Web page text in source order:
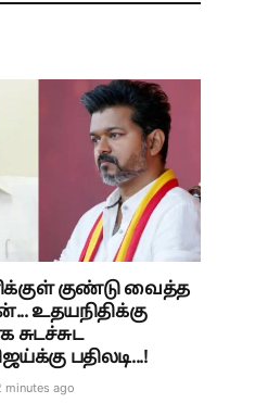
குண்டு வைத்த
உதயநிதிக்கு
பதிலடி...!
minutes ago